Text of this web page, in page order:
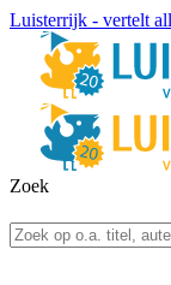
Luisterrijk - vertelt
Zoek